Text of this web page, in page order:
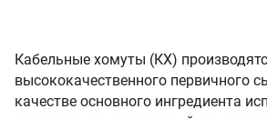
Кабельные хомуты (КХ)
высококачественного первичного
качестве основного ингредиента